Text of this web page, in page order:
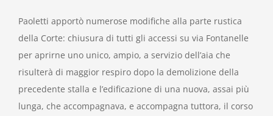
Paoletti apportò numerose modifiche alla parte rustica
della Corte: chiusura di tutti gli accessi su via Fontanelle
per aprirne uno unico, ampio, a servizio dell’aia che
risulterà di maggior respiro dopo la demolizione della
precedente stalla e l’edificazione di una nuova, assai più
lunga, che accompagnava, e accompagna tuttora, il corso